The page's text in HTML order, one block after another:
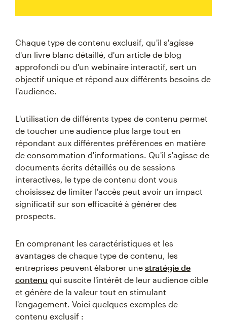
Chaque type de contenu exclusif, qu'il s'agisse
d'un livre blanc détaillé, d'un article de blog
approfondi ou d'un webinaire interactif, sert un
objectif unique et répond aux différents besoins de
l'audience.
L'utilisation de différents types de contenu permet
de toucher une audience plus large tout en
répondant aux différentes préférences en matière
de consommation d'informations. Qu'il s'agisse de
documents écrits détaillés ou de sessions
interactives, le type de contenu dont vous
choisissez de limiter l'accès peut avoir un impact
significatif sur son efficacité à générer des
prospects.
En comprenant les caractéristiques et les
avantages de chaque type de contenu, les
entreprises peuvent élaborer une stratégie de
contenu qui suscite l'intérêt de leur audience cible
et génère de la valeur tout en stimulant
l'engagement. Voici quelques exemples de
contenu exclusif :